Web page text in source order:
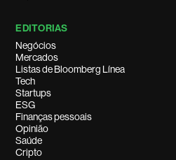
EDITORIAS
Negócios
Mercados
Listas de Bloomberg Línea
Tech
Startups
ESG
Finanças pessoais
Opinião
Saúde
Cripto